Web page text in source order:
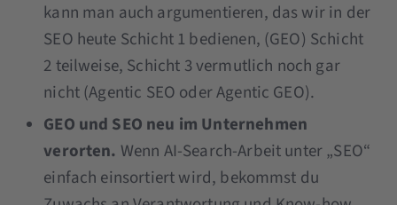
kann man auch argumentieren, das wir in der
SEO heute Schicht 1 bedienen, (GEO) Schicht
2 teilweise, Schicht 3 vermutlich noch gar
nicht (Agentic SEO oder Agentic GEO).
GEO und SEO neu im Unternehmen
verorten. Wenn AI-Search-Arbeit unter „SEO“
einfach einsortiert wird, bekommst du